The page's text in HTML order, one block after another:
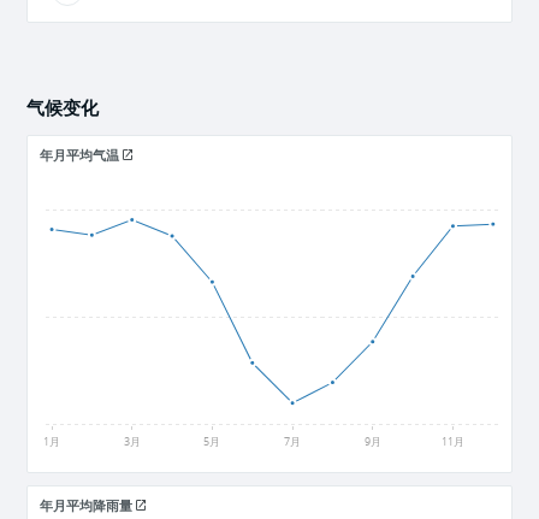
气候变化
年月平均气温
1月 3月 5月 7月 9月 11月
年月平均降雨量